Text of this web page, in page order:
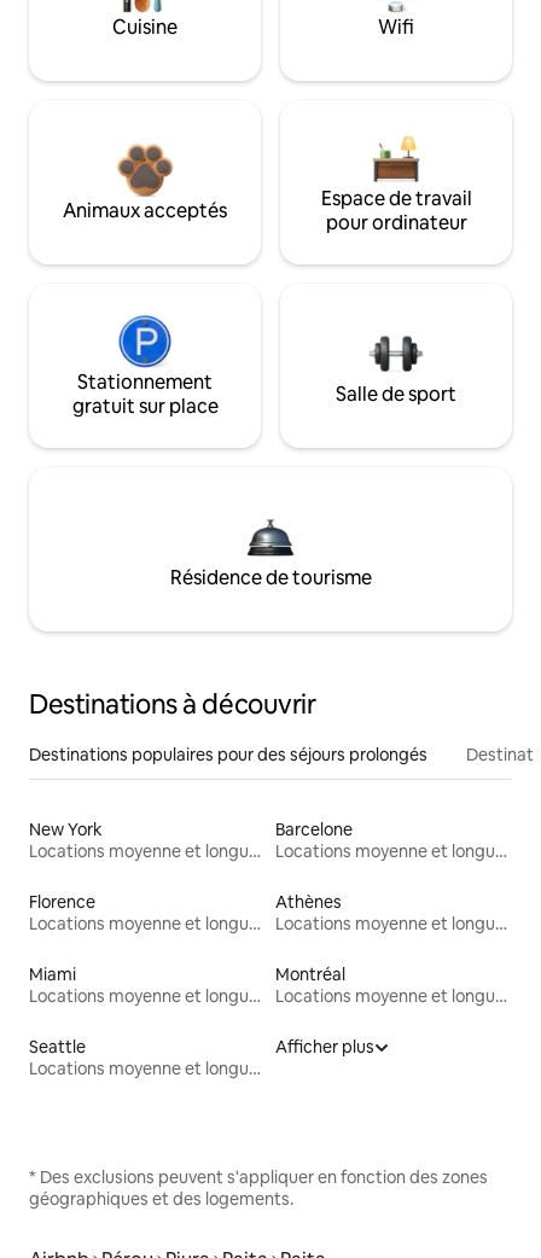
Cuisine Wifi
Animaux acceptés
Espace de travail
pour ordinateur
Stationnement
gratuit sur place
Salle de sport
Résidence de tourisme
Destinations à découvrir
Destinations populaires pour des séjours prolongés
New York
Locations moyenne et longue durée
Barcelone
Locations moyenne et longue durée
Florence
Locations moyenne et longue durée
Athènes
Locations moyenne et longue durée
Miami
Locations moyenne et longue durée
Montréal
Locations moyenne et longue durée
Seattle
Locations moyenne et longue durée
Afficher plus
* Des exclusions peuvent s'appliquer en fonction des zones
géographiques et des logements.